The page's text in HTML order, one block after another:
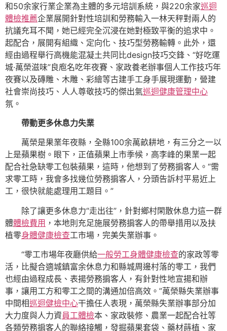
和50余家行業企業為主體的多元培訓系統，與220余家巡迴
體檢推薦企業展開針對性培訓和勞務輸入一林天秤對兩人的
抗議充耳不聞，她已經完全沉浸在她對極致平衡的追求中。
起配合，展開有組織、定向化、技巧型勞務輸轉。此外，還
經由過程舉行高機能混凝土共同比design技巧交鋒、“好吃運
城·萬榮滋味”良庖名吃年夜賽、家政養老辦事個人工作技巧年
夜賽以及磚雕、木雕、彩繪等古建手工身手展現運動，營建
社會崇尚技巧、人人尊敬技巧的傑出氣巡迴健康管理中心
氛。
帶動更多休息力失業
萬榮是果業年夜縣，全縣100余萬畝耕地，有三分之一以
上是蘋果樹。眼下，正值蘋果上市季候，高李峰的果業一起
配合社急缺零工包裝蘋果，這時，他想到了勞務掮客人。“需
求零工時，我會多找幾位勞務掮客人，分頭告訴村平易近上
工，很快就能處理用工題目。”
除了讓更多休息力“走出往”，針對鄉村閑散休息力這一群
體體檢費用 ，本地則充足施展勞務掮客人的帶舉措用以及扶
植零身體健康檢查工市場，完美失業辦事。
“零工市場年夜廳供給一般勞工身體健康檢查的家政等零
活，比擬合適城鎮富余休息力和縣城周邊村落的零工，我們
也經由過程成長、表揚勞務掮客人，有針對性地宣揚和辦
事，讓用工方和零工之間的溝通加倍高效。”萬榮縣失業辦事
中間相巡迴健檢中心干擔任人表現，萬榮縣失業辦事部分加
大力度與人力資員工體檢本、家政裝修、農業一起配合社等
各類勞務掮客人的聯絡接觸，發掘蘋果套袋、藥材蒔植、家